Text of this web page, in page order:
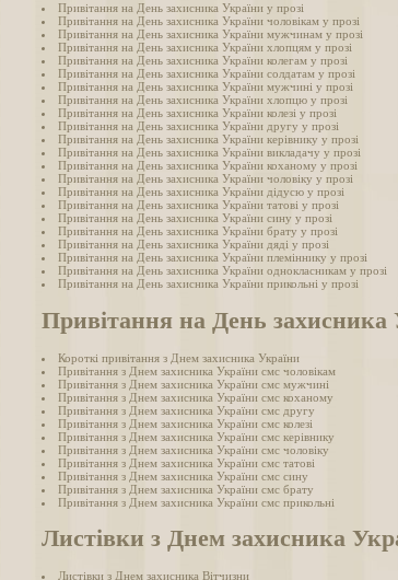
Привітання на День захисника України у прозі
Привітання на День захисника України чоловікам у прозі
Привітання на День захисника України мужчинам у прозі
Привітання на День захисника України хлопцям у прозі
Привітання на День захисника України колегам у прозі
Привітання на День захисника України солдатам у прозі
Привітання на День захисника України мужчині у прозі
Привітання на День захисника України хлопцю у прозі
Привітання на День захисника України колезі у прозі
Привітання на День захисника України другу у прозі
Привітання на День захисника України керівнику у прозі
Привітання на День захисника України викладачу у прозі
Привітання на День захисника України коханому у прозі
Привітання на День захисника України чоловіку у прозі
Привітання на День захисника України дідусю у прозі
Привітання на День захисника України татові у прозі
Привітання на День захисника України сину у прозі
Привітання на День захисника України брату у прозі
Привітання на День захисника України дяді у прозі
Привітання на День захисника України племіннику у прозі
Привітання на День захисника України однокласникам у прозі
Привітання на День захисника України прикольні у прозі
Привітання на День захисника
Короткі привітання з Днем захисника України
Привітання з Днем захисника України смс чоловікам
Привітання з Днем захисника України смс мужчині
Привітання з Днем захисника України смс коханому
Привітання з Днем захисника України смс другу
Привітання з Днем захисника України смс колезі
Привітання з Днем захисника України смс керівнику
Привітання з Днем захисника України смс чоловіку
Привітання з Днем захисника України смс татові
Привітання з Днем захисника України смс сину
Привітання з Днем захисника України смс брату
Привітання з Днем захисника України смс прикольні
Листівки з Днем захисника
Листівки з Днем захисника Вітчизни